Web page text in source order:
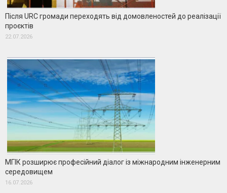
Після URC громади переходять від домовленостей до реалізації
проєктів
22.07.2026
МГІК розширює професійний діалог із міжнародним інженерним
середовищем
16.07.2026